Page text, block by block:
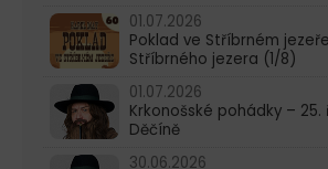
01.07.2026
Poklad ve Stříbrném
Stříbrného jezera (1/8)
01.07.2026
Krkonošské pohádky – 25.
Děčíně
30.06.2026